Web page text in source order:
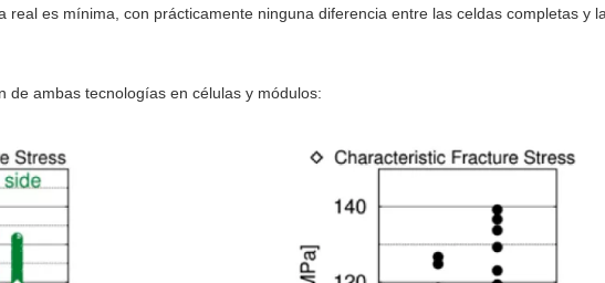
real es mínima, con prácticamente ninguna diferencia entre las celdas completas y
de ambas tecnologías en células y módulos: